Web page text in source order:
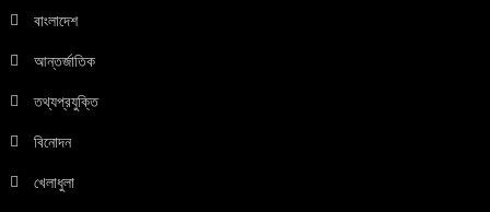
বাংলাদেশ
আন্তর্জাতিক
তথ্যপ্রযুক্তি
বিনোদন
খেলাধুলা